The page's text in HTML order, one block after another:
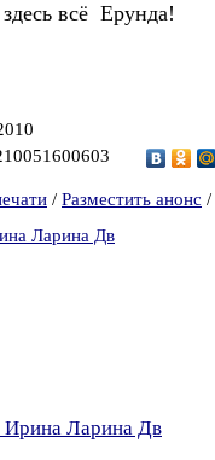
всё Ерунда!
/ Разместить анонс /
Ларина Дв
Ирина Ларина Дв